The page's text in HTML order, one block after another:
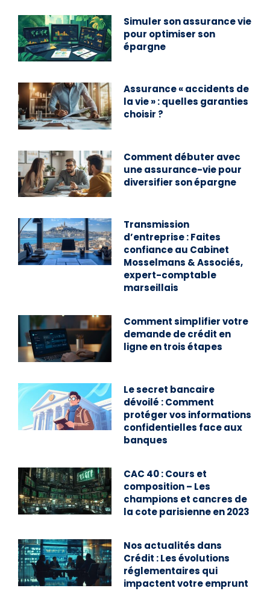
Simuler son assurance vie
pour optimiser son
épargne
Assurance « accidents de
la vie » : quelles garanties
choisir ?
Comment débuter avec
une assurance-vie pour
diversifier son épargne
Transmission
d’entreprise : Faites
confiance au Cabinet
Mosselmans & Associés,
expert-comptable
marseillais
Comment simplifier votre
demande de crédit en
ligne en trois étapes
Le secret bancaire
dévoilé : Comment
protéger vos informations
confidentielles face aux
banques
CAC 40 : Cours et
composition – Les
champions et cancres de
la cote parisienne en 2023
Nos actualités dans
Crédit : Les évolutions
réglementaires qui
impactent votre emprunt